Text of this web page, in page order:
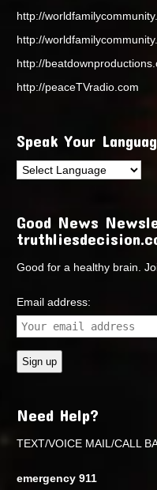
http://
http://
http://
http://peaceTVradio.com
Speak Your
Good News
Good for a healthy brain.
Email address:
Need Help?
TEXT/VOICE MAIL/CALL
emergency 911